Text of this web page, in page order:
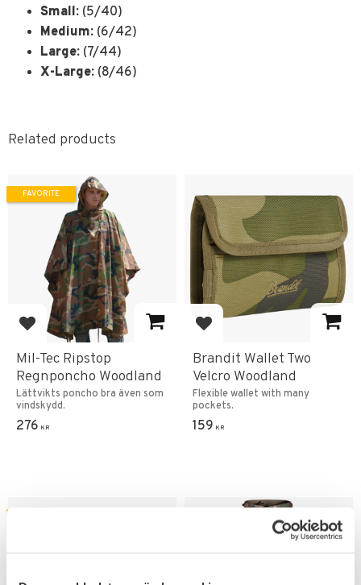
Small: (5/40)
Medium: (6/42)
Large: (7/44)
X-Large: (8/46)
Related products
Add to favorites
Mil-Tec Ripstop
Regnponcho Woodland
Lättvikts poncho bra även som
vindskydd.
276 KR
FAVORITE
Add to favorites
Brandit Wallet Two
Velcro Woodland
Flexible wallet with many
pockets.
159 KR